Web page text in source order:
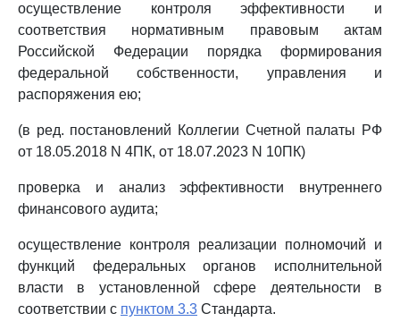
осуществление контроля эффективности и
соответствия нормативным правовым актам
Российской Федерации порядка формирования
федеральной собственности, управления и
распоряжения ею;
(в ред. постановлений Коллегии Счетной палаты РФ
от 18.05.2018 N 4ПК, от 18.07.2023 N 10ПК)
проверка и анализ эффективности внутреннего
финансового аудита;
осуществление контроля реализации полномочий и
функций федеральных органов исполнительной
власти в установленной сфере деятельности в
соответствии с пунктом 3.3 Стандарта.